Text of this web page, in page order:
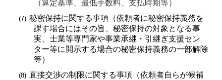
（算定基準、最低手数料、支払時期等）
(7) 秘密保持に関する事項（依頼者に秘密保持義務を
課す場合にはその旨、秘密保持の対象となる事
実、士業等専門家や事業承継・引継ぎ支援セン
ター等に開示する場合の秘密保持義務の一部解除
等）
(8) 直接交渉の制限に関する事項（依頼者自らが候補